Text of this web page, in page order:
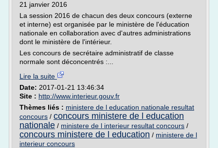
21 janvier 2016
La session 2016 de chacun des deux concours (externe
et interne) est organisée par le ministère de l'éducation
nationale en collaboration avec d'autres administrations
dont le ministère de l'intérieur.
Les concours de secrétaire administratif de classe
normale sont déconcentrés :...
Lire la suite
Date: 2017-01-21 13:46:34
Site : http://www.interieur.gouv.fr
Thèmes liés : ministere de l education nationale resultat
concours / concours ministere de l education
nationale / ministere de l interieur resultat concours /
concours ministere de l education / ministere de l
interieur concours